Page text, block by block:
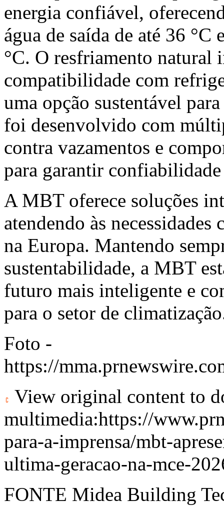
energia confiável,
água de saída de até 36 °C
°C. O resfriamento natural
compatibilidade com
uma opção sustentável
foi desenvolvido com
contra vazamentos e
para garantir
A MBT oferece soluções
atendendo às
na Europa. Mantendo
sustentabilidade, a MBT
futuro mais inteligente e
para o setor de
Foto -
https://
View original content to
multimedia:https://
para-a-imprensa/mbt-
ultima-geracao-na-mce-
FONTE Midea Building